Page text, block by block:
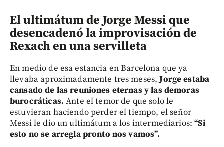
El ultimátum de Jorge Messi que
desencadenó la improvisación de
Rexach en una servilleta
En medio de esa estancia en Barcelona que ya
llevaba aproximadamente tres meses,Jorge estaba
cansado de las reuniones eternas y las demoras
burocráticas. Ante el temor de que solo le
estuvieran haciendo perder el tiempo, el señor
Messi le dio un ultimátum a los intermediarios:“Si
esto no se arregla pronto nos vamos”.